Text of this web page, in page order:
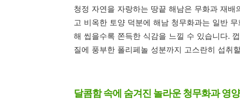
청정 자연을 자랑하는 땅끝 해남은 무화과 재
고 비옥한 토양 덕분에 해남 청무화과는 일반
해 씹을수록 쫀득한 식감을 느낄 수 있습니다.
질에 풍부한 폴리페놀 성분까지 고스란히 섭취
달콤함 속에 숨겨진 놀라운 청무화과 영